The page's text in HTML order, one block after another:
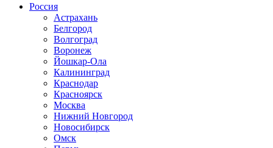
Россия
Астрахань
Белгород
Волгоград
Воронеж
Йошкар-Ола
Калининград
Краснодар
Красноярск
Москва
Нижний Новгород
Новосибирск
Омск